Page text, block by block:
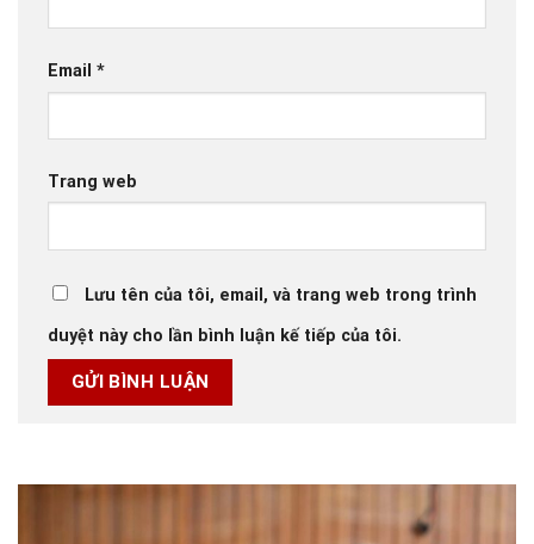
Email *
Trang web
Lưu tên của tôi, email, và trang web trong trình
duyệt này cho lần bình luận kế tiếp của tôi.